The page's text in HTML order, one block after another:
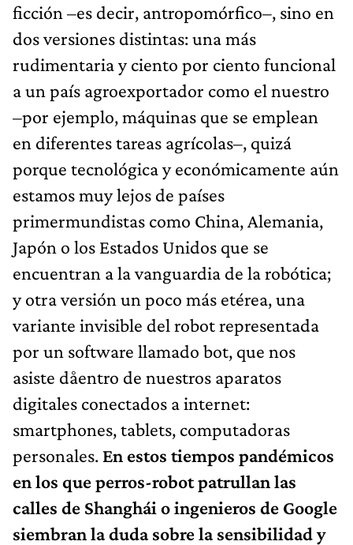
ficción –es decir, antropomórfico–, sino en
dos versiones distintas: una más
rudimentaria y ciento por ciento funcional
a un país agroexportador como el nuestro
–por ejemplo, máquinas que se emplean
en diferentes tareas agrícolas–, quizá
porque tecnológica y económicamente aún
estamos muy lejos de países
primermundistas como China, Alemania,
Japón o los Estados Unidos que se
encuentran a la vanguardia de la robótica;
y otra versión un poco más etérea, una
variante invisible del robot representada
por un software llamado bot, que nos
asiste dåentro de nuestros aparatos
digitales conectados a internet:
smartphones, tablets, computadoras
personales. En estos tiempos pandémicos
en los que perros-robot patrullan las
calles de Shanghái o ingenieros de Google
siembran la duda sobre la sensibilidad y